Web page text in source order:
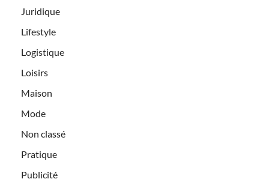
Juridique
Lifestyle
Logistique
Loisirs
Maison
Mode
Non classé
Pratique
Publicité